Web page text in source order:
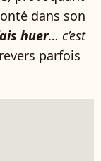
dans son
huer… c’est
parfois